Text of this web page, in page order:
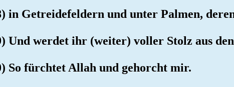
in Getreidefeldern und unter Palmen,
Und werdet ihr (weiter) voller Stolz aus
So fürchtet Allah und gehorcht mir.